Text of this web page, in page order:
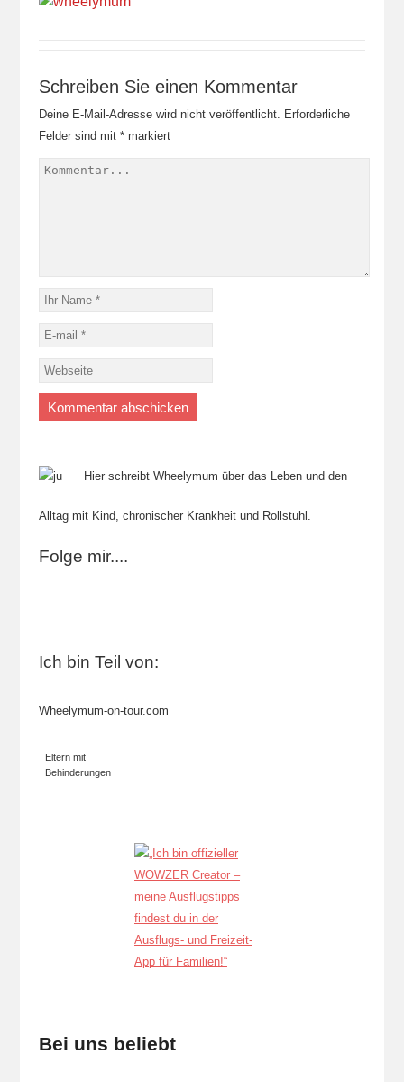
Schreiben Sie einen Kommentar
Deine E-Mail-Adresse wird nicht veröffentlicht. Erforderliche
Felder sind mit *markiert
Hier schreibt Wheelymum über das Leben und den
Alltag mit Kind, chronischer Krankheit und Rollstuhl.
Folge mir....
Ich bin Teil von:
Wheelymum-on-tour.com
Eltern mit
Behinderungen
Bei uns beliebt